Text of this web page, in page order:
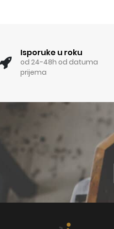
Isporuke u roku
od 24-48h od datuma
prijema